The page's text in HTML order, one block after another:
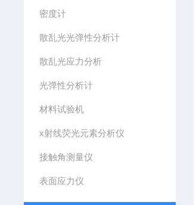
密度计
散乱光光弹性分析计
散乱光应力分析
光弹性分析计
材料试验机
x射线荧光元素分析仪
接触角测量仪
表面应力仪